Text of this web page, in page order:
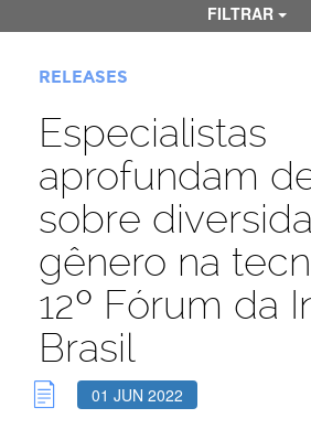
FILTRAR
RELEASES
Especialistas
aprofundam
sobre
gênero na
12º Fórum da
Brasil
01 JUN 2022